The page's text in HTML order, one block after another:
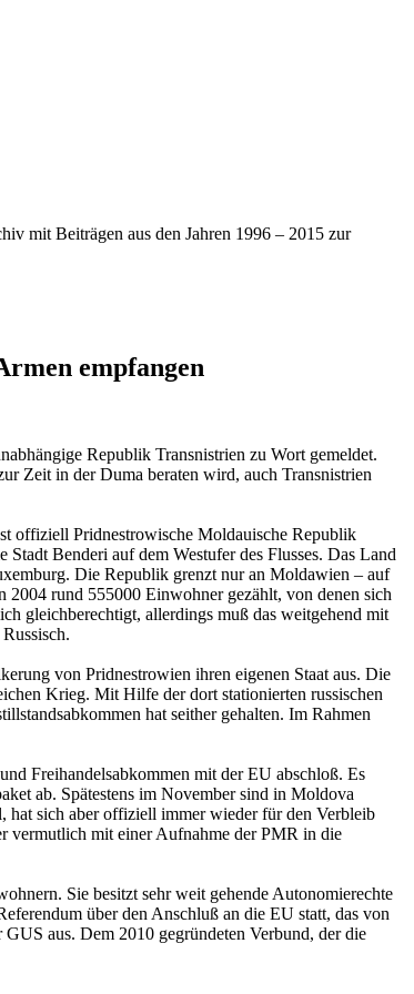
mit Beiträgen aus den Jahren 1996 – 2015 zur
empfangen
Republik Transnistrien zu Wort gemeldet.
Zeit in der Duma beraten wird, auch Transnistrien
offiziell Pridnestrowische Moldauische Republik
Benderi auf dem West­ufer des Flusses. Das Land
Die Republik grenzt nur an Moldawien – auf
rund 555000 Einwohner gezählt, von denen sich
gleichberechtigt, allerdings muß das weitgehend mit
von Pridnestrowien ihren eigenen Staat aus. Die
Krieg. Mit Hilfe der dort stationierten russischen
hat seither gehalten. Im Rahmen
Freihandelsabkommen mit der EU abschloß. Es
ab. Spätestens im November sind in Moldova
sich aber offiziell immer wieder für den Verbleib
vermutlich mit einer Aufnahme der PMR in die
Sie besitzt sehr weit gehende Autonomierechte
über den Anschluß an die EU statt, das von
aus. Dem 2010 gegründeten Verbund, der die